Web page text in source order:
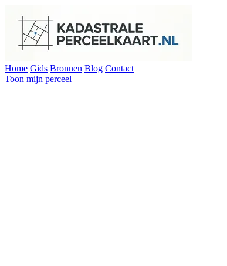
Home Gids Bronnen Blog Contact
Toon mijn perceel